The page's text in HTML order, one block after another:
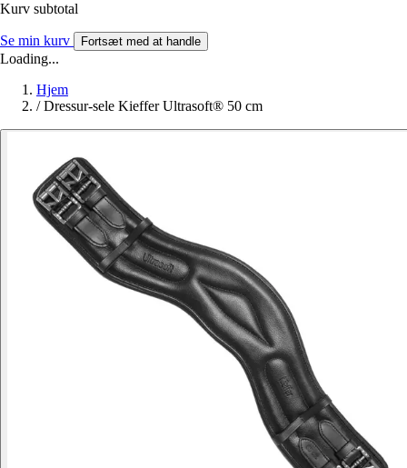
Kurv subtotal
Se min kurv Fortsæt med at handle
Loading...
Hjem
/ Dressur-sele Kieffer Ultrasoft® 50 cm